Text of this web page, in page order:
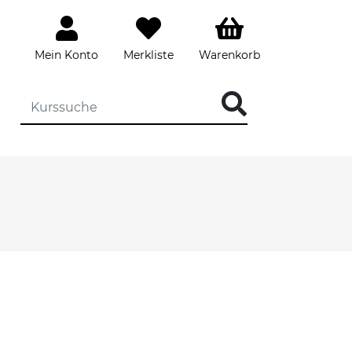
Mein Konto Merkliste Warenkorb